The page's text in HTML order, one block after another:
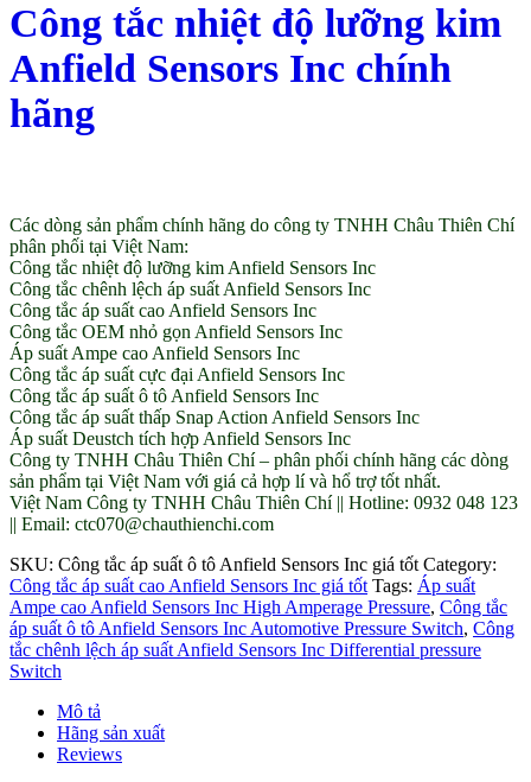
Công tắc nhiệt độ lưỡng kim
Anfield Sensors Inc chính
hãng
Các dòng sản phẩm chính hãng do công ty TNHH Châu Thiên Chí
phân phối tại Việt Nam:
Công tắc nhiệt độ lưỡng kim Anfield Sensors Inc
Công tắc chênh lệch áp suất Anfield Sensors Inc
Công tắc áp suất cao Anfield Sensors Inc
Công tắc OEM nhỏ gọn Anfield Sensors Inc
Áp suất Ampe cao Anfield Sensors Inc
Công tắc áp suất cực đại Anfield Sensors Inc
Công tắc áp suất ô tô Anfield Sensors Inc
Công tắc áp suất thấp Snap Action Anfield Sensors Inc
Áp suất Deustch tích hợp Anfield Sensors Inc
Công ty TNHH Châu Thiên Chí – phân phối chính hãng các dòng
sản phẩm tại Việt Nam với giá cả hợp lí và hổ trợ tốt nhất.
Việt Nam Công ty TNHH Châu Thiên Chí || Hotline: 0932 048 123
|| Email: ctc070@chauthienchi.com
SKU: Công tắc áp suất ô tô Anfield Sensors Inc giá tốt Category:
Công tắc áp suất cao Anfield Sensors Inc giá tốt Tags: Áp suất
Ampe cao Anfield Sensors Inc High Amperage Pressure, Công tắc
áp suất ô tô Anfield Sensors Inc Automotive Pressure Switch, Công
tắc chênh lệch áp suất Anfield Sensors Inc Differential pressure
Switch
Mô tả
Hãng sản xuất
Reviews